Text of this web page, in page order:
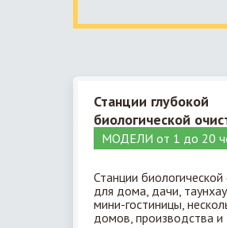
Станции глубокой
биологической
МОДЕЛИ от 1 до 20
Станции биологической
для дома, дачи,
мини-гостиницы,
домов, производства и